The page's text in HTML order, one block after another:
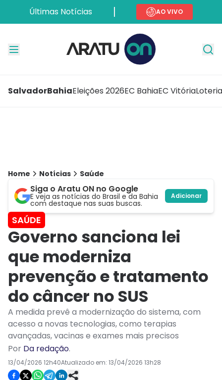
Últimas Notícias AO VIVO
SalvadorBahiaEleições 2026EC BahiaEC Vitória
Home Notícias Saúde
Siga o Aratu ON no Google
E veja as notícias do Brasil e da Bahia
com destaque nas suas buscas.
Adicionar
SAÚDE
Governo sanciona lei
que moderniza
prevenção e tratamento
do câncer no SUS
A medida prevê a modernização do sistema, com
acesso a novas tecnologias, como terapias
avançadas, vacinas e exames mais precisos
Por Da redação.
13/04/2026 12h40Atualizado em: 13/04/2026 13h28